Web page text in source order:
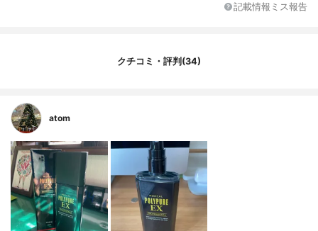
トリウム､加水分解コラーゲン末､酵母エキ
ザノール､1,3-ブチレングリコール､水酸化
記載情報ミス報告
クチコミ・評判(34)
atom